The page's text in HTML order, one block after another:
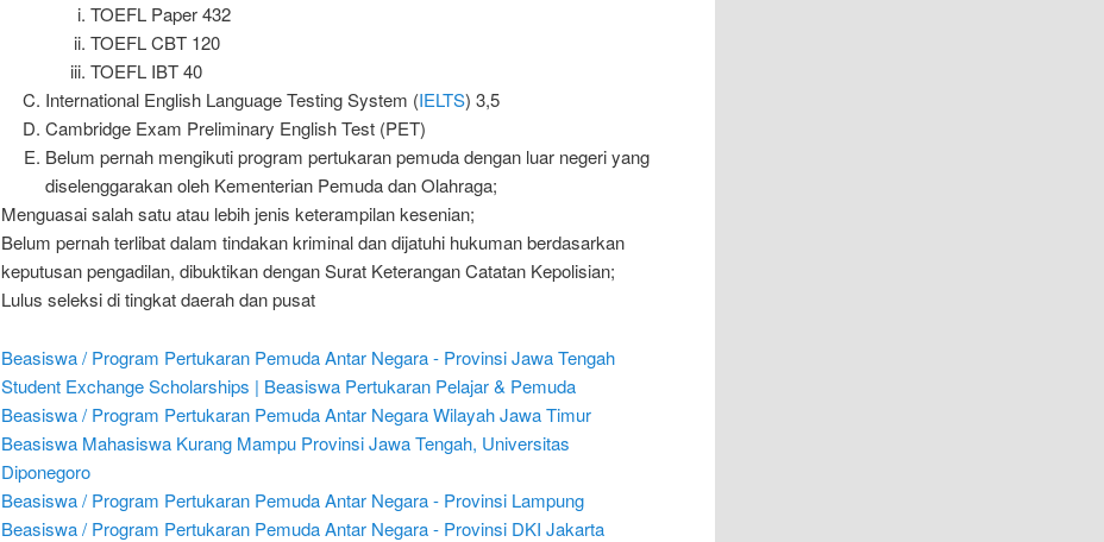
TOEFL Paper 432
TOEFL CBT 120
TOEFL IBT 40
International English Language Testing System (IELTS) 3,5
Cambridge Exam Preliminary English Test (PET)
Belum pernah mengikuti program pertukaran pemuda dengan luar negeri yang
diselenggarakan oleh Kementerian Pemuda dan Olahraga;
Menguasai salah satu atau lebih jenis keterampilan kesenian;
Belum pernah terlibat dalam tindakan kriminal dan dijatuhi hukuman berdasarkan
keputusan pengadilan, dibuktikan dengan Surat Keterangan Catatan Kepolisian;
Lulus seleksi di tingkat daerah dan pusat
Beasiswa / Program Pertukaran Pemuda Antar Negara - Provinsi Jawa Tengah
Student Exchange Scholarships | Beasiswa Pertukaran Pelajar & Pemuda
Beasiswa / Program Pertukaran Pemuda Antar Negara Wilayah Jawa Timur
Beasiswa Mahasiswa Kurang Mampu Provinsi Jawa Tengah, Universitas
Diponegoro
Beasiswa / Program Pertukaran Pemuda Antar Negara - Provinsi Lampung
Beasiswa / Program Pertukaran Pemuda Antar Negara - Provinsi DKI Jakarta